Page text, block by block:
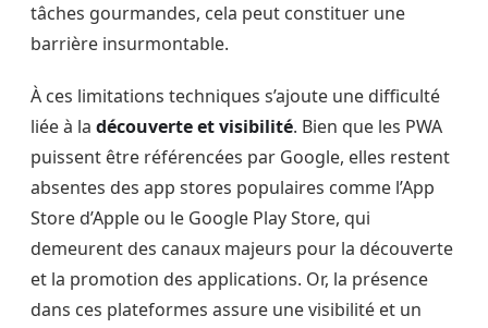
tâches gourmandes, cela peut constituer une
barrière insurmontable.
À ces limitations techniques s’ajoute une difficulté
liée à la découverte et visibilité. Bien que les PWA
puissent être référencées par Google, elles restent
absentes des app stores populaires comme l’App
Store d’Apple ou le Google Play Store, qui
demeurent des canaux majeurs pour la découverte
et la promotion des applications. Or, la présence
dans ces plateformes assure une visibilité et un